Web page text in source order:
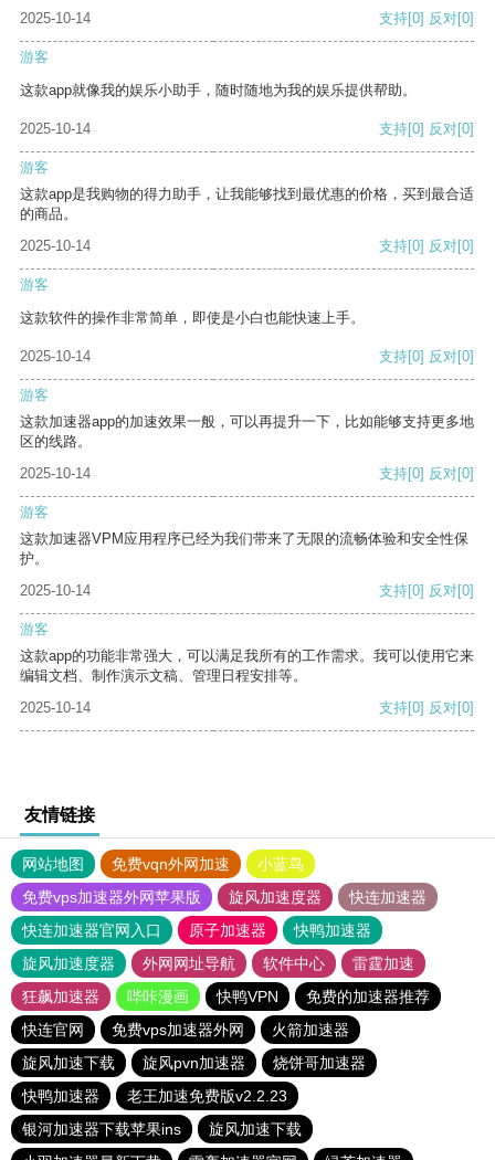
2025-10-14
支持[0] 反对[0]
游客
这款app就像我的娱乐小助手，随时随地为我的娱乐提供帮助。
2025-10-14 支持[0] 反对[0]
游客
这款app是我购物的得力助手，让我能够找到最优惠的价格，买到最合适
的商品。
2025-10-14
支持[0] 反对[0]
游客
这款软件的操作非常简单，即使是小白也能快速上手。
2025-10-14 支持[0] 反对[0]
游客
这款加速器app的加速效果一般，可以再提升一下，比如能够支持更多地
区的线路。
2025-10-14
支持[0] 反对[0]
游客
这款加速器VPM应用程序已经为我们带来了无限的流畅体验和安全性保
护。
2025-10-14
支持[0] 反对[0]
游客
这款app的功能非常强大，可以满足我所有的工作需求。我可以使用它来
编辑文档、制作演示文稿、管理日程安排等。
2025-10-14
支持[0] 反对[0]
友情链接
网站地图 免费vqn外网加速
小蓝鸟
免费vps加速器外网苹果版
旋风加速度器
快连加速器
快连加速器官网入口
原子加速器
快鸭加速器
旋风加速度器
外网网址导航 软件中心
雷霆加速
狂飙加速器
哔咔漫画 快鸭VPN
免费的加速器推荐
快连官网
免费vps加速器外网
火箭加速器
旋风加速下载
旋风pvn加速器
烧饼哥加速器
快鸭加速器
老王加速免费版v2.2.23
银河加速器下载苹果ins
旋风加速下载